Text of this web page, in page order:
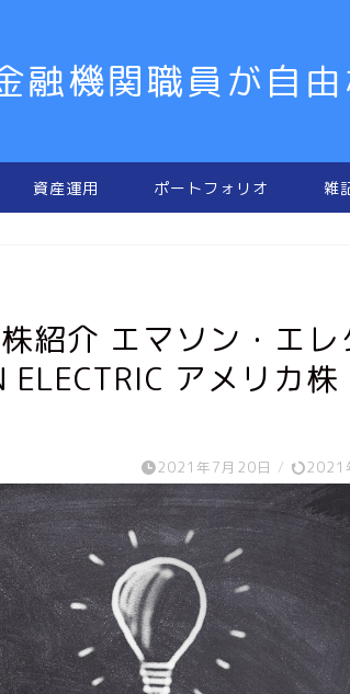
融機関職員が自
資産運用 ポートフォリオ 雑
紹介 エマソン・エレ
ELECTRIC アメリカ株
2021年7月20日 / 2021